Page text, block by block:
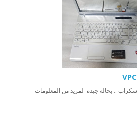
سوني فايو VPCEE31FX سكراب .. بحالة جيدة لمزيد من المعلومات